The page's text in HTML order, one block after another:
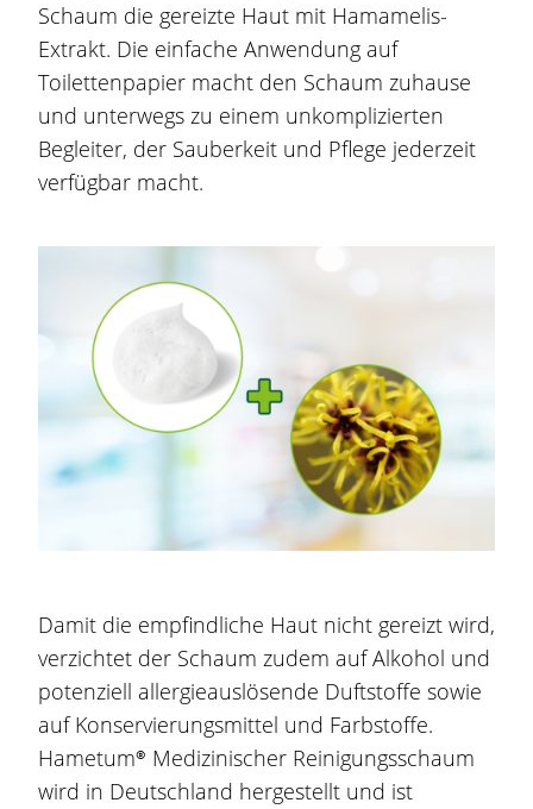
Schaum die gereizte Haut mit Hamamelis-
Extrakt. Die einfache Anwendung auf
Toilettenpapier macht den Schaum zuhause
und unterwegs zu einem unkomplizierten
Begleiter, der Sauberkeit und Pflege jederzeit
verfügbar macht.
Damit die empfindliche Haut nicht gereizt wird,
verzichtet der Schaum zudem auf Alkohol und
potenziell allergieauslösende Duftstoffe sowie
auf Konservierungsmittel und Farbstoffe.
Hametum® Medizinischer Reinigungsschaum
wird in Deutschland hergestellt und ist